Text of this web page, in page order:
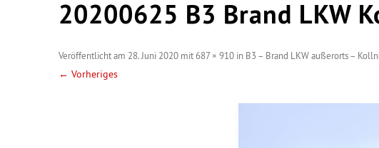
20200625 B3 Brand LKW
Veröffentlicht am 28. Juni 2020 mit687 × 910 in B3 – Brand LKW außerorts –
← Vorheriges